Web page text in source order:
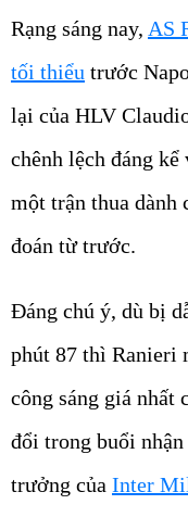
Rạng sáng nay, AS
tối thiểu trước
lại của HLV
chênh lệch đáng
một trận thua dành
đoán từ trước.
Đáng chú ý, dù bị
phút 87 thì Ranieri
công sáng giá nhất
đổi trong buổi
trưởng của Inter